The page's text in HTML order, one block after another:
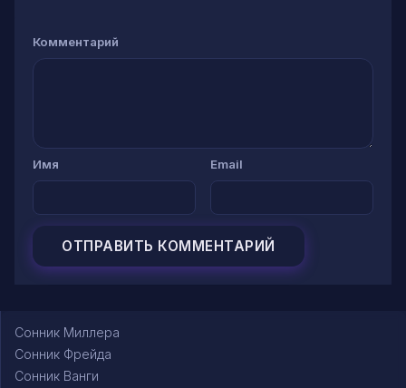
Комментарий
Имя Email
Сонник Миллера
Сонник Фрейда
Сонник Ванги